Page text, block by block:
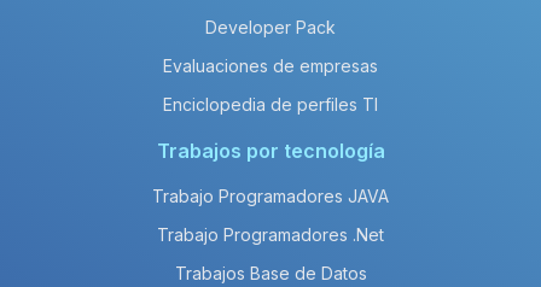
Developer Pack
Evaluaciones de empresas
Enciclopedia de perfiles TI
Trabajos por tecnología
Trabajo Programadores JAVA
Trabajo Programadores .Net
Trabajos Base de Datos